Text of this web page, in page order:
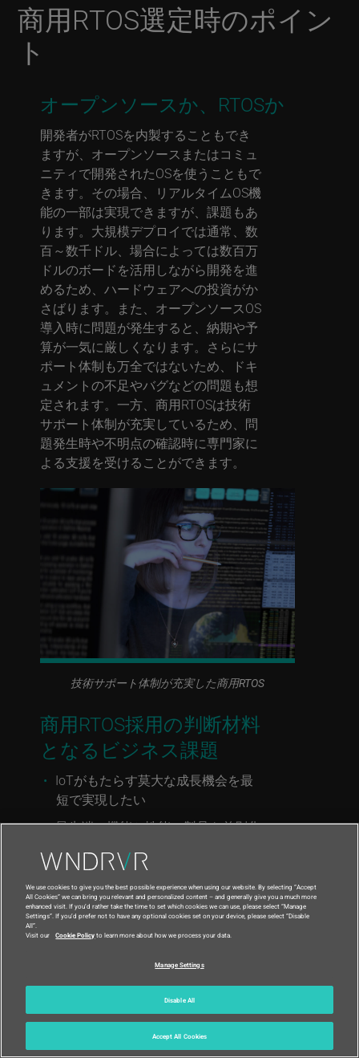
商用RTOS選定時のポイン
ト
オープンソースか、RTOSか
開発者がRTOSを内製することもでき
ますが、オープンソースまたはコミュ
ニティで開発されたOSを使うこともで
きます。その場合、リアルタイムOS機
能の一部は実現できますが、課題もあ
ります。大規模デプロイでは通常、数
百～数千ドル、場合によっては数百万
ドルのボードを活用しながら開発を進
めるため、ハードウェアへの投資がか
さばります。また、オープンソースOS
導入時に問題が発生すると、納期や予
算が一気に厳しくなります。さらにサ
ポート体制も万全ではないため、ドキ
ュメントの不足やバグなどの問題も想
定されます。一方、商用RTOSは技術
サポート体制が充実しているため、問
題発生時や不明点の確認時に専門家に
よる支援を受けることができます。
技術サポート体制が充実した商用RTOS
商用RTOS採用の判断材料
となるビジネス課題
IoTがもたらす莫大な成長機会を最
短で実現したい
最先端の機能と性能で製品を差別化
現場で稼働中のデバイスへのリスク
を最小限に抑え、コアOSへの投資
を活かしつつ市場ニーズの進化に合
わせた機能を製品に追加したい
リアルタイムシステムを迅速にデプ
ロイして市場投入までの時間を短縮
し、開発リスクを低減したい
We use cookies to give you the best possible experience when using our website. By selecting “Accept
All Cookies” we can bring you relevant and personalized content – and generally give you a much more
enhanced visit. If you’d rather take the time to set which cookies we can use, please select “Manage
Settings”. If you’d prefer not to have any optional cookies set on your device, please select “Disable
All”.
Visit our
Cookie Policyto learn more about how we process your data.
Manage Settings
Disable All
Accept All Cookies